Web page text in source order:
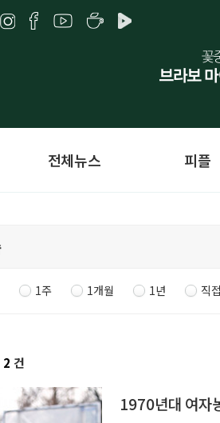
전체뉴스 피플
1주 1개월 1년 직
2 건
1970년대 여자